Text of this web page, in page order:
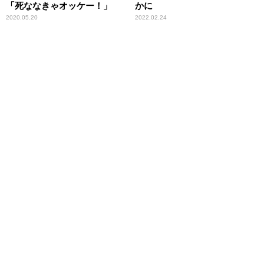
「死ななきゃオッケー！」
2020.05.20
かに
2022.02.24